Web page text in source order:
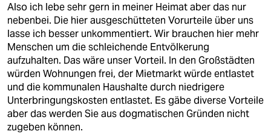
Also ich lebe sehr gern in meiner Heimat aber das nur
nebenbei. Die hier ausgeschütteten Vorurteile über uns
lasse ich besser unkommentiert. Wir brauchen hier mehr
Menschen um die schleichende Entvölkerung
aufzuhalten. Das wäre unser Vorteil. In den Großstädten
würden Wohnungen frei, der Mietmarkt würde entlastet
und die kommunalen Haushalte durch niedrigere
Unterbringungskosten entlastet. Es gäbe diverse Vorteile
aber das werden Sie aus dogmatischen Gründen nicht
zugeben können.